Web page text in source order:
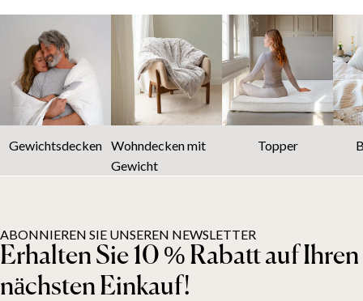
Gewichtsdecken Wohndecken mit
Gewicht
Topper
ABONNIEREN SIE UNSEREN NEWSLETTER
Erhalten Sie 10 % Rabatt auf Ihren
nächsten Einkauf!